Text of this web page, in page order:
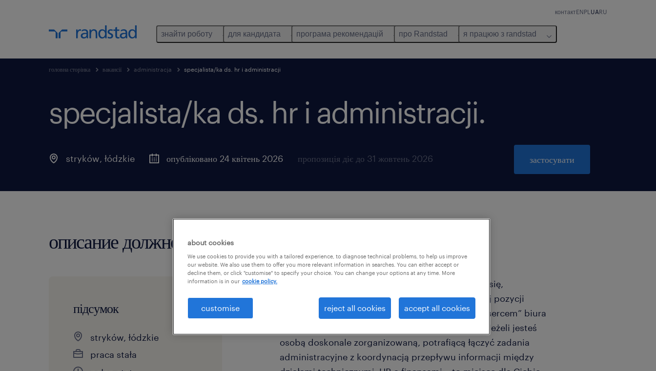
контактENPL UARU
знайти роботу для кандидата програма рекомендацій про Randstad я працюю з randstad
головна сторінка вакансії administracja specjalista/ka ds. hr i administracji
specjalista/ka ds. hr i administracji.
stryków, łódzkie опубліковано 24 квітень 2026 пропозиція діє до 31 жовтень 2026 застосувати
описание должности
підсумок
stryków, łódzkie
praca stała
Dla naszego Klienta – dynamicznie rozwijającego się,
nowoczesnego zakładu produkcyjnego o stabilnej pozycji
rynkowej – poszukujemy osoby, która stanie się „sercem” biura
i kluczowym wsparciem dla kadry zarządzającej. Jeżeli jesteś
osobą doskonale zorganizowaną, potrafiącą łączyć zadania
administracyjne z koordynacją przepływu informacji między
about cookies
We use cookies to provide you with a tailored experience, to diagnose technical problems, to help us improve
our website. We also use them to offer you more relevant information in searches. You can either accept or
decline them, or click "customise" to specify your choice. You can change your options at any time. More
information is in our cookie policy.
customise reject all cookies accept all cookies